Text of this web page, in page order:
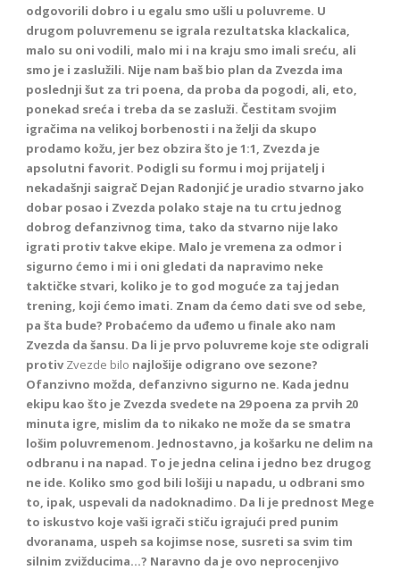
odgovorili dobro i u egalu smo ušli u poluvreme. U
drugom poluvremenu se igrala rezultatska klackalica,
malo su oni vodili, malo mi i na kraju smo imali sreću, ali
smo je i zaslužili. Nije nam baš bio plan da Zvezda ima
poslednji šut za tri poena, da proba da pogodi, ali, eto,
ponekad sreća i treba da se zasluži. Čestitam svojim
igračima na velikoj borbenosti i na želji da skupo
prodamo kožu, jer bez obzira što je 1:1, Zvezda je
apsolutni favorit. Podigli su formu i moj prijatelj i
nekadašnji saigrač Dejan Radonjić je uradio stvarno jako
dobar posao i Zvezda polako staje na tu crtu jednog
dobrog defanzivnog tima, tako da stvarno nije lako
igrati protiv takve ekipe. Malo je vremena za odmor i
sigurno ćemo i mi i oni gledati da napravimo neke
taktičke stvari, koliko je to god moguće za taj jedan
trening, koji ćemo imati. Znam da ćemo dati sve od sebe,
pa šta bude? Probaćemo da uđemo u finale ako nam
Zvezda da šansu. Da li je prvo poluvreme koje ste odigrali
protivZvezde bilo najlošije odigrano ove sezone?
Ofanzivno možda, defanzivno sigurno ne. Kada jednu
ekipu kao što je Zvezda svedete na 29 poena za prvih 20
minuta igre, mislim da to nikako ne može da se smatra
lošim poluvremenom. Jednostavno, ja košarku ne delim na
odbranu i na napad. To je jedna celina i jedno bez drugog
ne ide. Koliko smo god bili lošiji u napadu, u odbrani smo
to, ipak, uspevali da nadoknadimo. Da li je prednost Mege
to iskustvo koje vaši igrači stiču igrajući pred punim
dvoranama, uspeh sa kojimse nose, susreti sa svim tim
silnim zvižducima…? Naravno da je ovo neprocenjivo